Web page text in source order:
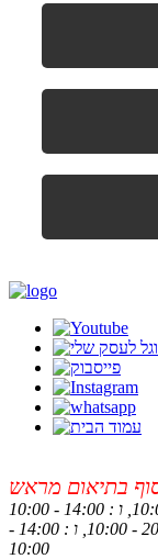
בתיאום מראש
מגוון הום , פנחס בן דוד 1, רחובות | א - ה : 20:00 - 10:00, ו : 14:00 -
10:00